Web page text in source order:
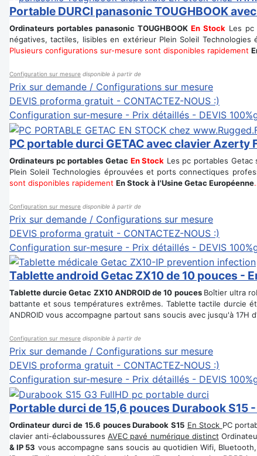
Portable DURCI panasonic TOUGHBOOK
Ordinateurs portables panasonic TOUGHBOOK En Stock Les pc
négatives, tactiles, lisibles en extérieur Plein Soleil
Plusieurs configurations sur-mesure sont disponibles rapidement
Configuration sur mesure disponible à partir de
Prix sur demande / Configurations sur mesure
DEVIS proforma gratuit - CONTACTEZ-NOUS :)
Configuration sur-mesure - Prix détaillés - DEVIS
PC portable durci GETAC avec clavier Azerty
Ordinateurs pc portables Getac En Stock Les pc portables
Plein Soleil Technologies éprouvées et ports connectiques
sont disponibles rapidement En Stock à l'Usine Getac Européenne
Configuration sur mesure disponible à partir de
Prix sur demande / Configurations sur mesure
DEVIS proforma gratuit - CONTACTEZ-NOUS :)
Configuration sur-mesure - Prix détaillés - DEVIS
Tablette android Getac ZX10 de 10 pouces -
Tablette durcie Getac ZX10 ANDROID de 10 pouces Boîtier ultra
battante et sous températures extrêmes. Tablette tactile durcie
ANDROID vous accompagne partout sans soucis avec jusqu'à 17H
Configuration sur mesure disponible à partir de
Prix sur demande / Configurations sur mesure
DEVIS proforma gratuit - CONTACTEZ-NOUS :)
Configuration sur-mesure - Prix détaillés - DEVIS
Portable durci de 15,6 pouces Durabook S15
Ordinateur durci de 15.6 pouces Durabook S15 En Stock PC
clavier anti-éclaboussuresAVEC pavé numérique distinct
& IP 53 vous accompagne sans soucis au quotidien Wifi,